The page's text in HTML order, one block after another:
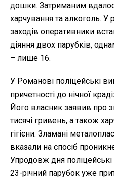
дошки. Затриманим
харчування та алкоголь. У
заходів оперативники
діяння двох парубків,
– лише 16.
У Романові поліцейські
причетності до нічної
Його власник заявив про
тисячі гривень, а також
гігієни. Зламані
вказали на спосіб
Упродовж дня
23-річний парубок уже